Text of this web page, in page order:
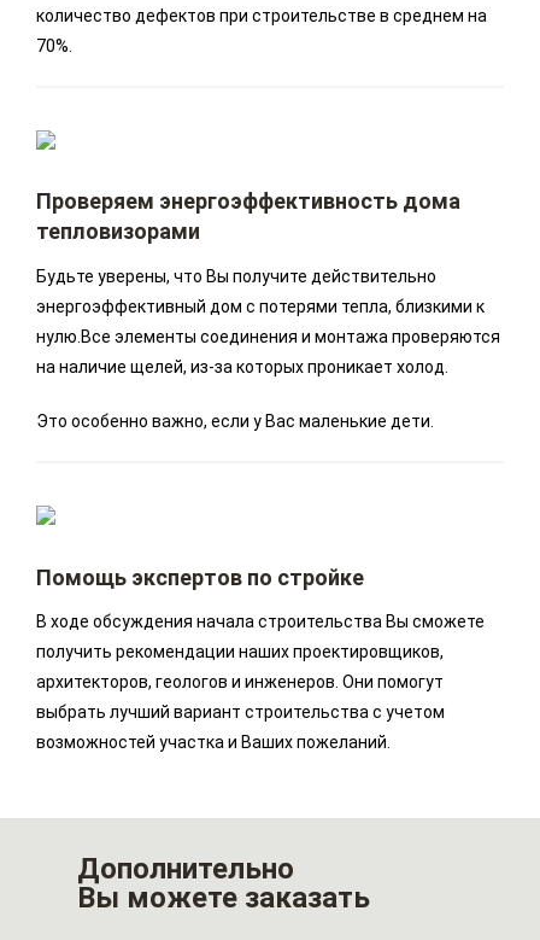
количество дефектов при строительстве в среднем на
70%.
Проверяем энергоэффективность дома
тепловизорами
Будьте уверены, что Вы получите действительно
энергоэффективный дом с потерями тепла, близкими к
нулю.Все элементы соединения и монтажа проверяются
на наличие щелей, из-за которых проникает холод.
Это особенно важно, если у Вас маленькие дети.
Помощь экспертов по стройке
В ходе обсуждения начала строительства Вы сможете
получить рекомендации наших проектировщиков,
архитекторов, геологов и инженеров. Они помогут
выбрать лучший вариант строительства с учетом
возможностей участка и Ваших пожеланий.
Дополнительно
Вы можете заказать